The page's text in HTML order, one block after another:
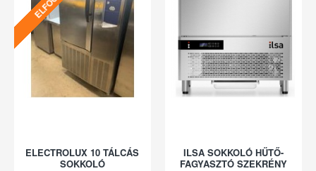
ELECTROLUX 10 TÁLCÁS
SOKKOLÓ
ILSA SOKKOLÓ HŰTŐ-
FAGYASZTÓ SZEKRÉNY